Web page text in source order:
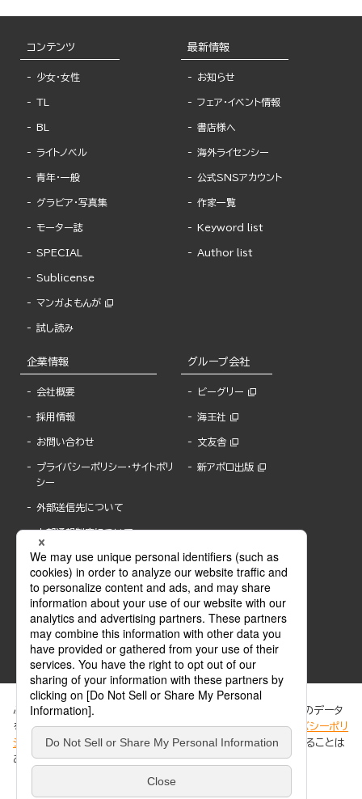
コンテンツ
少女・女性
TL
BL
ライトノベル
青年・一般
グラビア・写真集
モーター誌
SPECIAL
Sublicense
マンガよもんが
試し読み
最新情報
お知らせ
フェア・イベント情報
書店様へ
海外ライセンシー
公式SNSアカウント
作家一覧
Keyword list
Author list
企業情報
会社概要
採用情報
お問い合わせ
プライバシーポリシー・サイトポリ
シー
外部送信先について
内部通報制度について
グループ会社
ビーグリー
海王社
文友舎
新アポロ出版
ABJマークは、この電子書店・電子書籍配信サービスが、著作権者からコンテンツ使用許諾を
得た正規版配信サービスであることを示す登録商標(登録番号 第6091713号)です。
ABJマークの詳細、ABJマークを掲示しているサービスの一覧はこちら。
ぶんか社が運営するサイトでは、利便性向上のためにCookie等のデータ
を使用しています。 当社のCookieについての詳細は、「プライバシーポリ
シー
」をご覧ください。当サイトでは、訪問者の個人情報を追跡することは
ありません。